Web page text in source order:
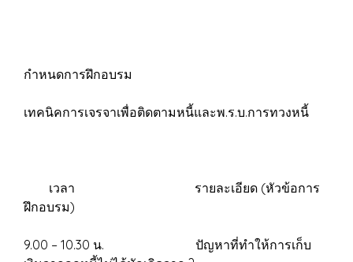
กำหนดการฝึกอบรม
เทคนิคการเจรจาเพื่อติดตามหนี้และพ.ร.บ.การทวงหนี้
เวลา รายละเอียด (หัวข้อการ
ฝึกอบรม)
9.00 – 10.30 น. ปัญหาที่ทำให้การเก็บ